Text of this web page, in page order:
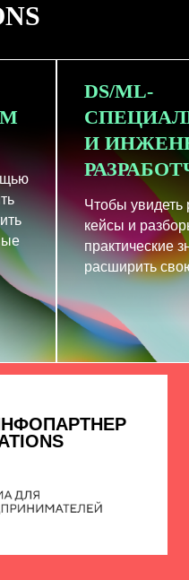
DS/ML-
И
Чтобы увидеть
кейсы и
практические
расширить